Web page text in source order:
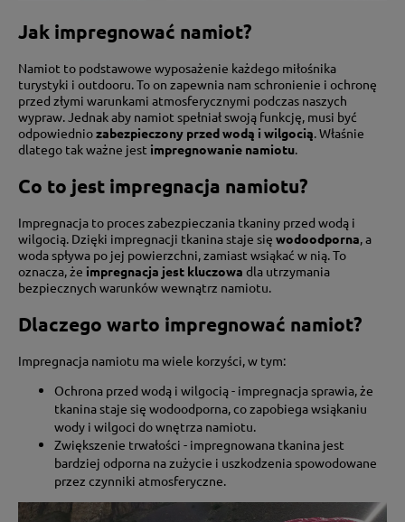
Jak impregnować namiot?
Namiot to podstawowe wyposażenie każdego miłośnika
turystyki i outdooru. To on zapewnia nam schronienie i ochronę
przed złymi warunkami atmosferycznymi podczas naszych
wypraw. Jednak aby namiot spełniał swoją funkcję, musi być
odpowiedniozabezpieczony przed wodą i wilgocią. Właśnie
dlatego tak ważne jest impregnowanie namiotu.
Co to jest impregnacja namiotu?
Impregnacja to proces zabezpieczania tkaniny przed wodą i
wilgocią. Dzięki impregnacji tkanina staje się wodoodporna, a
woda spływa po jej powierzchni, zamiast wsiąkać w nią. To
oznacza, że impregnacja jest kluczowa dla utrzymania
bezpiecznych warunków wewnątrz namiotu.
Dlaczego warto impregnować namiot?
Impregnacja namiotu ma wiele korzyści, w tym:
Ochrona przed wodą i wilgocią - impregnacja sprawia, że
tkanina staje się wodoodporna, co zapobiega wsiąkaniu
wody i wilgoci do wnętrza namiotu.
Zwiększenie trwałości - impregnowana tkanina jest
bardziej odporna na zużycie i uszkodzenia spowodowane
przez czynniki atmosferyczne.